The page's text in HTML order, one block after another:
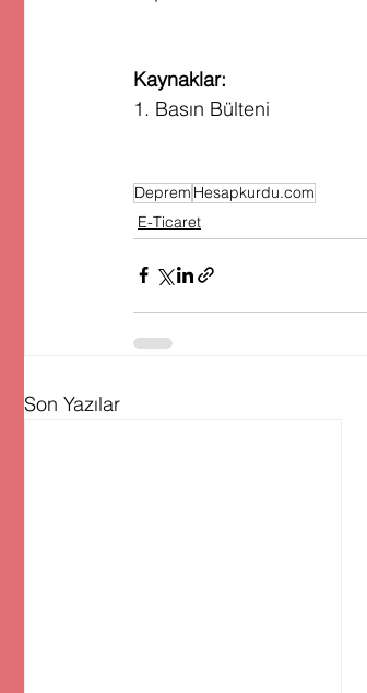
Kaynaklar:
1. Basın Bülteni
Deprem Hesapkurdu.com
E-Ticaret
Son Yazılar